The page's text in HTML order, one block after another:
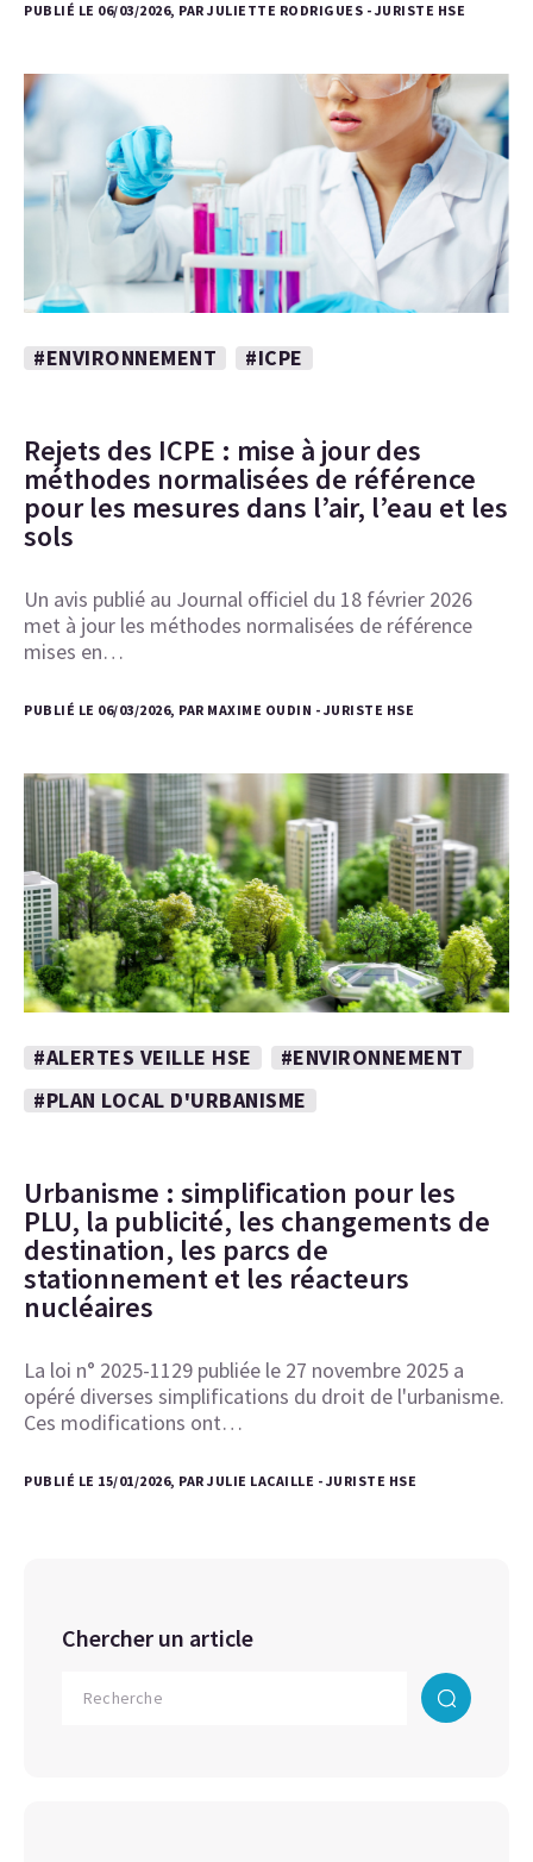
PUBLIÉ LE 06/03/2026, PAR JULIETTE RODRIGUES - JURISTE HSE
#ENVIRONNEMENT #ICPE
Rejets des ICPE : mise à jour des
méthodes normalisées de référence
pour les mesures dans l’air, l’eau et les
sols
Un avis publié au Journal officiel du 18 février 2026
met à jour les méthodes normalisées de référence
mises en…
PUBLIÉ LE 06/03/2026, PAR MAXIME OUDIN - JURISTE HSE
#ALERTES VEILLE HSE
#ENVIRONNEMENT
#PLAN LOCAL D'URBANISME
Urbanisme : simplification pour les
PLU, la publicité, les changements de
destination, les parcs de
stationnement et les réacteurs
nucléaires
La loi n° 2025-1129 publiée le 27 novembre 2025 a
opéré diverses simplifications du droit de l'urbanisme.
Ces modifications ont…
PUBLIÉ LE 15/01/2026, PAR JULIE LACAILLE - JURISTE HSE
Chercher un article